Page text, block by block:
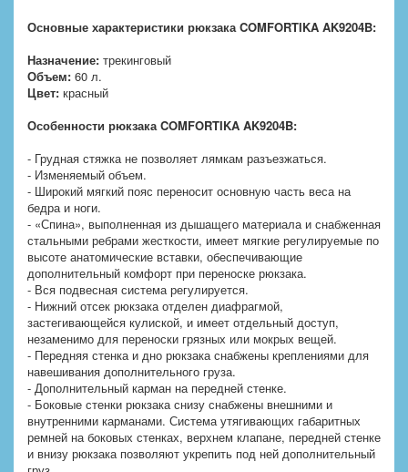
Основные характеристики рюкзака COMFORTIKA AK9204B:
Назначение: трекинговый
Объем: 60 л.
Цвет: красный
Особенности рюкзака COMFORTIKA AK9204B:
- Грудная стяжка не позволяет лямкам разъезжаться.
- Изменяемый объем.
- Широкий мягкий пояс переносит основную часть веса на
бедра и ноги.
- «Спина», выполненная из дышащего материала и снабженная
стальными ребрами жесткости, имеет мягкие регулируемые по
высоте анатомические вставки, обеспечивающие
дополнительный комфорт при переноске рюкзака.
- Вся подвесная система регулируется.
- Нижний отсек рюкзака отделен диафрагмой,
застегивающейся кулиской, и имеет отдельный доступ,
незаменимо для переноски грязных или мокрых вещей.
- Передняя стенка и дно рюкзака снабжены креплениями для
навешивания дополнительного груза.
- Дополнительный карман на передней стенке.
- Боковые стенки рюкзака снизу снабжены внешними и
внутренними карманами. Система утягивающих габаритных
ремней на боковых стенках, верхнем клапане, передней стенке
и внизу рюкзака позволяют укрепить под ней дополнительный